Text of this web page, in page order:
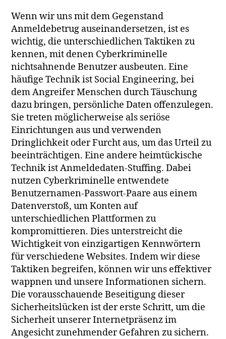
Wenn wir uns mit dem Gegenstand
Anmeldebetrug auseinandersetzen, ist es
wichtig, die unterschiedlichen Taktiken zu
kennen, mit denen Cyberkriminelle
nichtsahnende Benutzer ausbeuten. Eine
häufige Technik ist Social Engineering, bei
dem Angreifer Menschen durch Täuschung
dazu bringen, persönliche Daten offenzulegen.
Sie treten möglicherweise als seriöse
Einrichtungen aus und verwenden
Dringlichkeit oder Furcht aus, um das Urteil zu
beeinträchtigen. Eine andere heimtückische
Technik ist Anmeldedaten-Stuffing. Dabei
nutzen Cyberkriminelle entwendete
Benutzernamen-Passwort-Paare aus einem
Datenverstoß, um Konten auf
unterschiedlichen Plattformen zu
kompromittieren. Dies unterstreicht die
Wichtigkeit von einzigartigen Kennwörtern
für verschiedene Websites. Indem wir diese
Taktiken begreifen, können wir uns effektiver
wappnen und unsere Informationen sichern.
Die vorausschauende Beseitigung dieser
Sicherheitslücken ist der erste Schritt, um die
Sicherheit unserer Internetpräsenz im
Angesicht zunehmender Gefahren zu sichern.